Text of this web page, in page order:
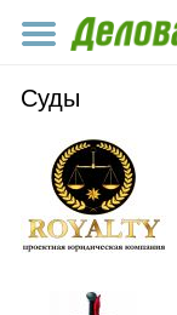
Суды